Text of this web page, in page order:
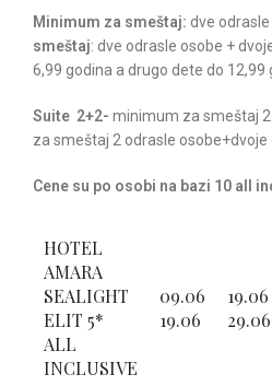
Minimum za smeštaj: dve
smeštaj: dve odrasle osobe +
6,99 godina a drugo dete do 12,99
Suite 2+2- minimum za smeštaj
za smeštaj 2 odrasle osobe+dvoje
Cene su po osobi na bazi 10 all
HOTEL
AMARA
SEALIGHT
ELIT 5*
ALL
INCLUSIVE
09.06
19.06
19.06
29.06